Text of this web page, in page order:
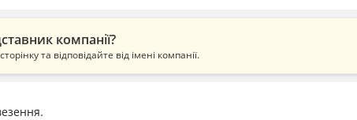
компанії?
та відповідайте від імені компанії.